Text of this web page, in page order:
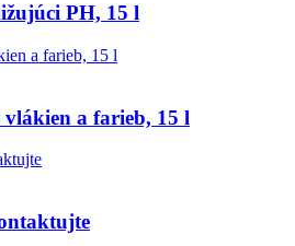
PH, 15 l
a farieb, 15 l